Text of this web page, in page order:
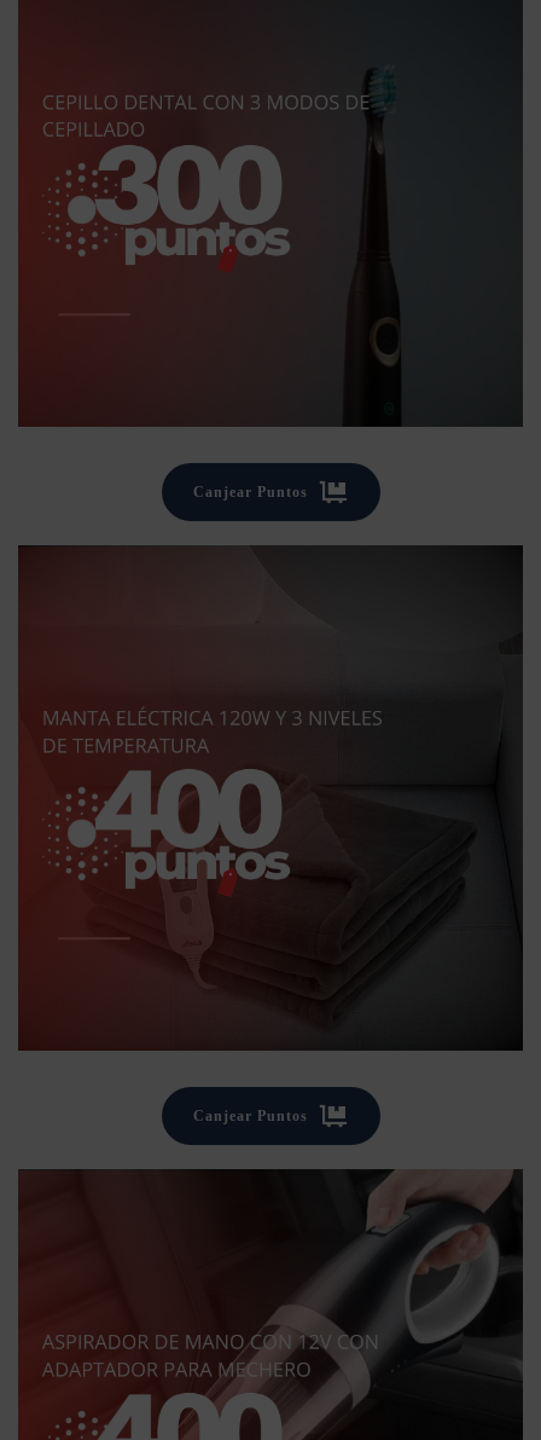
Canjear Puntos
Canjear Puntos